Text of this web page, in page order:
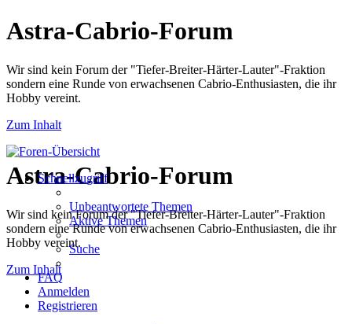
Astra-Cabrio-Forum
Wir sind kein Forum der "Tiefer-Breiter-Härter-Lauter"-Fraktion
sondern eine Runde von erwachsenen Cabrio-Enthusiasten, die ihr
Hobby vereint.
Zum Inhalt
Astra-Cabrio-Forum
Wir sind kein Forum der "Tiefer-Breiter-Härter-Lauter"-Fraktion
sondern eine Runde von erwachsenen Cabrio-Enthusiasten, die ihr
Hobby vereint.
Zum Inhalt
Schnellzugriff
Unbeantwortete Themen
Aktive Themen
Suche
FAQ
Anmelden
Registrieren